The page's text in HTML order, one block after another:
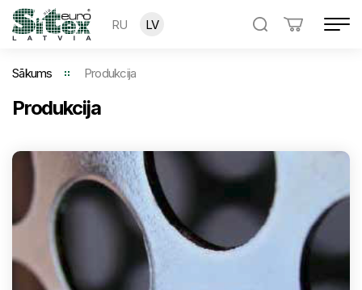
RU LV
Sākums Produkcija
Produkcija